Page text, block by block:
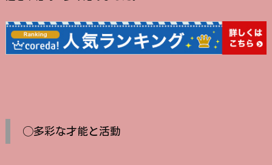
◯多彩な才能と活動